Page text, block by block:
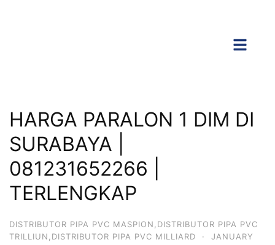
HARGA PARALON 1 DIM DI
SURABAYA |
081231652266 |
TERLENGKAP
DISTRIBUTOR PIPA PVC MASPION,DISTRIBUTOR PIPA PVC
TRILLIUN,DISTRIBUTOR PIPA PVC MILLIARD
·
JANUARY